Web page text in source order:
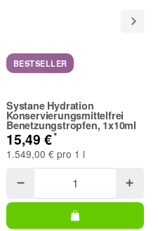
BESTSELLER
Systane Hydration
Konservierungsmittelfrei
Benetzungstropfen, 1x10ml
15,49 €*
1.549,00 € pro 1 l